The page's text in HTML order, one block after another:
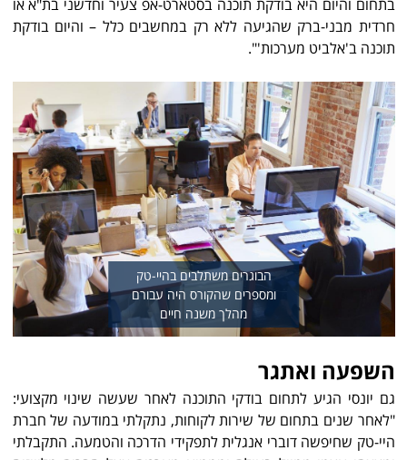
בתחום והיום היא בודקת תוכנה בסטארט-אפ צעיר וחדשני בת"א או
חרדית מבני-ברק שהגיעה ללא רק במחשבים כלל – והיום בודקת
תוכנה ב'אלביט מערכות'".
הבוגרים משתלבים בהיי-טק
ומספרים שהקורס היה עבורם
מהלך משנה חיים
השפעה ואתגר
גם יונסי הגיע לתחום בודקי התוכנה לאחר שעשה שינוי מקצועי:
"לאחר שנים בתחום של שירות לקוחות, נתקלתי במודעה של חברת
היי-טק שחיפשה דוברי אנגלית לתפקידי הדרכה והטמעה. התקבלתי